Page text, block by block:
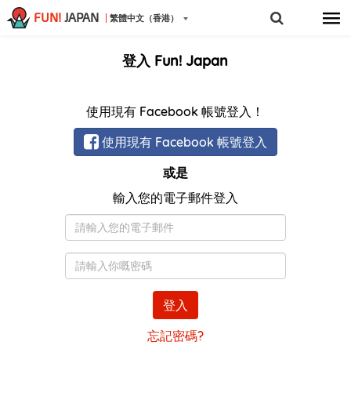
FUN! JAPAN 繁體中文（香港）
登入 Fun! Japan
使用現有 Facebook 帳號登入！
使用現有 Facebook 帳號登入
或是
輸入您的電子郵件登入
子
郵
碼
登入
忘記密碼?